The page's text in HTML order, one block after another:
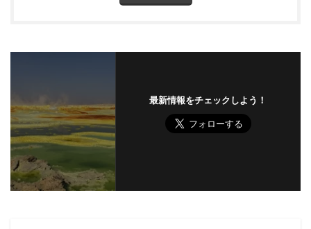
最新情報をチェックしよう！